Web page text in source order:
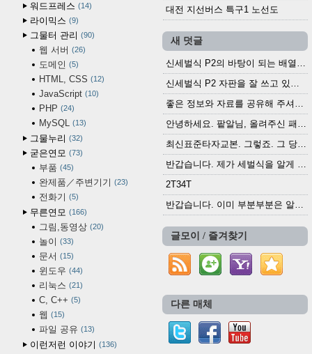
워드프레스 14
라이믹스 9
그물터 관리 90
웹 서버 26
도메인 5
HTML, CSS 12
JavaScript 10
PHP 24
MySQL 13
그물누리 32
굳은연모 73
부품 45
완제품／주변기기 23
전화기 5
무른연모 166
그림,동영상 20
놀이 33
문서 15
윈도우 44
리눅스 21
C, C++ 5
웹 15
파일 공유 13
이런저런 이야기 136
대전 지선버스 특구1 노선도
새 덧글
최신표준타자교본. 그렇죠. 그 당시에 최신 표준...
2T34T
반갑습니다. 이미 부분부분은 알려진 정보들이...
글모이 / 즐겨찾기
다른 매체